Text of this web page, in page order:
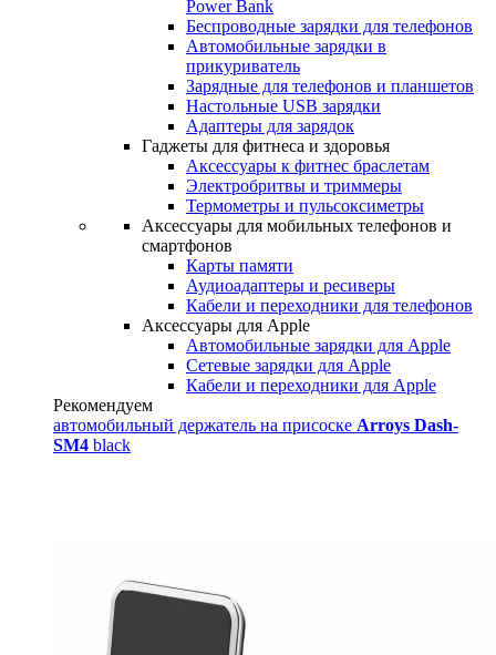
Power Bank
Беспроводные зарядки для телефонов
Автомобильные зарядки в
прикуриватель
Зарядные для телефонов и планшетов
Настольные USB зарядки
Адаптеры для зарядок
Гаджеты для фитнеса и здоровья
Аксессуары к фитнес браслетам
Электробритвы и триммеры
Термометры и пульсоксиметры
Аксессуары для мобильных телефонов и
смартфонов
Карты памяти
Аудиоадаптеры и ресиверы
Кабели и переходники для телефонов
Аксессуары для Apple
Автомобильные зарядки для Apple
Сетевые зарядки для Apple
Кабели и переходники для Apple
Рекомендуем
автомобильный держатель на присоске Arroys Dash-
SM4 black